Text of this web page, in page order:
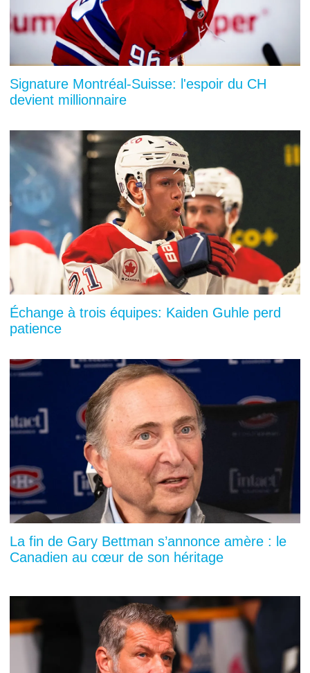
Signature Montréal-Suisse: l'espoir du CH
devient millionnaire
Échange à trois équipes: Kaiden Guhle perd
patience
La fin de Gary Bettman s’annonce amère : le
Canadien au cœur de son héritage